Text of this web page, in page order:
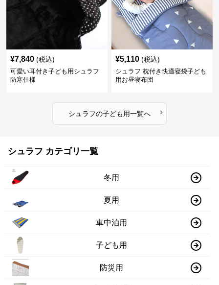
¥7,840 (税込)
可愛い耳付き子ども用シュラフ
防寒仕様
¥5,110 (税込)
シュラフ 枕付き快適寝袋子ども
用お昼寝布団
シュラフの子ども用一覧へ ›
シュラフ カテゴリ一覧
冬用
夏用
車中泊用
子ども用
防災用